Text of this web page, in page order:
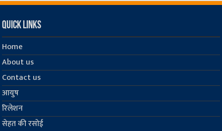
Quick Links
Home
About us
Contact us
आयुष
रिलेशन
सेहत की रसोई